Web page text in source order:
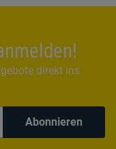
direkt ins
Abonnieren